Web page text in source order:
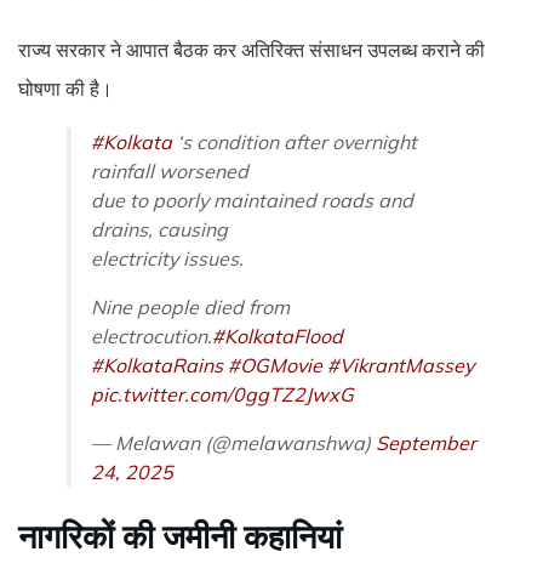
राज्य सरकार ने आपात बैठक कर अतिरिक्त संसाधन उपलब्ध कराने की
घोषणा की है।
#Kolkata‘s condition after overnight
rainfall worsened
due to poorly maintained roads and
drains, causing
electricity issues.
Nine people died from
electrocution.#KolkataFlood
#KolkataRains #OGMovie #VikrantMassey
pic.twitter.com/0ggTZ2JwxG
— Melawan (@melawanshwa) September
24, 2025
नागरिकों की जमीनी कहानियां